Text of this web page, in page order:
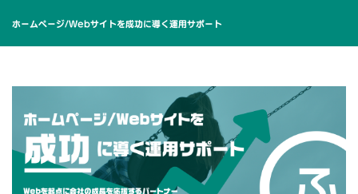
ホームページ/Webサイトを成功に導く運用サポート